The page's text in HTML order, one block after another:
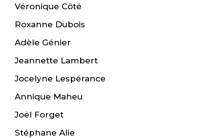
Véronique Côté
Roxanne Dubois
Adèle Génier
Jeannette Lambert
Jocelyne Lespérance
Annique Maheu
Joël Forget
Stéphane Alie